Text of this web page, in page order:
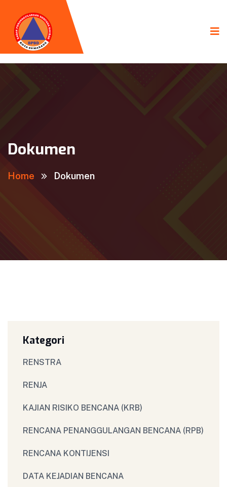
Dokumen
Home Dokumen
Kategori
RENSTRA
RENJA
KAJIAN RISIKO BENCANA (KRB)
RENCANA PENANGGULANGAN BENCANA (RPB)
RENCANA KONTIJENSI
DATA KEJADIAN BENCANA